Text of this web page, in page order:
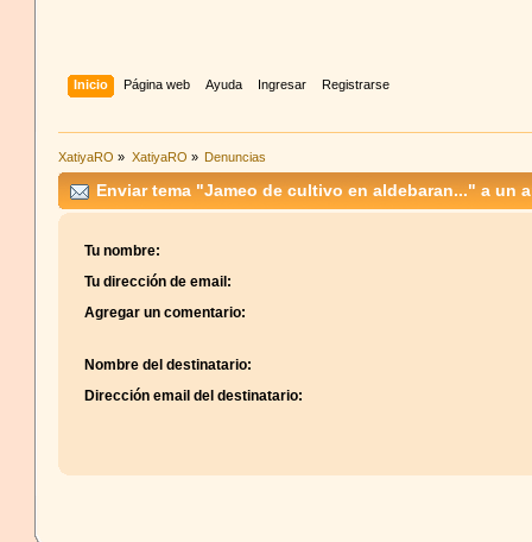
Inicio Página web Ayuda Ingresar Registrarse
XatiyaRO » XatiyaRO » Denuncias
Enviar tema "Jameo de cultivo en aldebaran..." a un
Tu nombre:
Tu dirección de email:
Agregar un comentario:
Nombre del destinatario:
Dirección email del destinatario: